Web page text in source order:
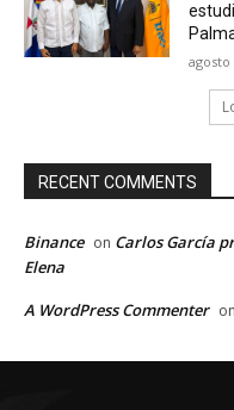
agosto
RECENT COMMENTS
Binance on Carlos García
Elena
A WordPress Commenter on